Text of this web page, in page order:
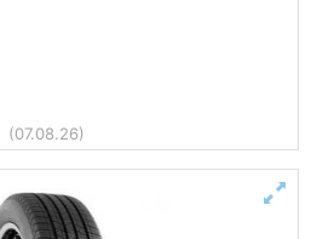
(07.08.26)